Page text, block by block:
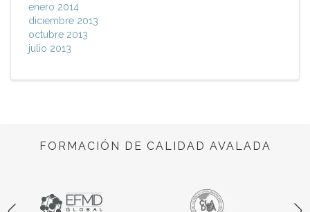
enero 2014
diciembre 2013
octubre 2013
julio 2013
FORMACIÓN DE CALIDAD AVALADA